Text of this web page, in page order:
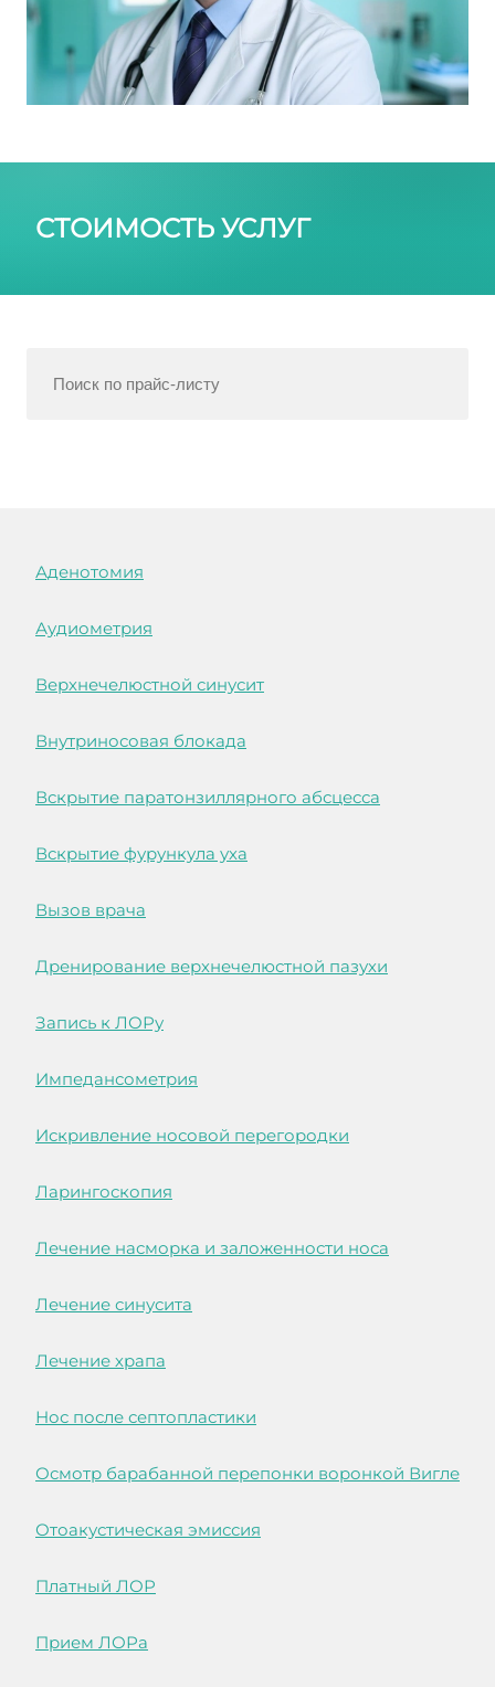
СТОИМОСТЬ УСЛУГ
Аденотомия
Аудиометрия
Верхнечелюстной синусит
Внутриносовая блокада
Вскрытие паратонзиллярного абсцесса
Вскрытие фурункула уха
Вызов врача
Дренирование верхнечелюстной пазухи
Запись к ЛОРу
Импедансометрия
Искривление носовой перегородки
Ларингоскопия
Лечение насморка и заложенности носа
Лечение синусита
Лечение храпа
Нос после септопластики
Осмотр барабанной перепонки воронкой Вигле
Отоакустическая эмиссия
Платный ЛОР
Прием ЛОРа